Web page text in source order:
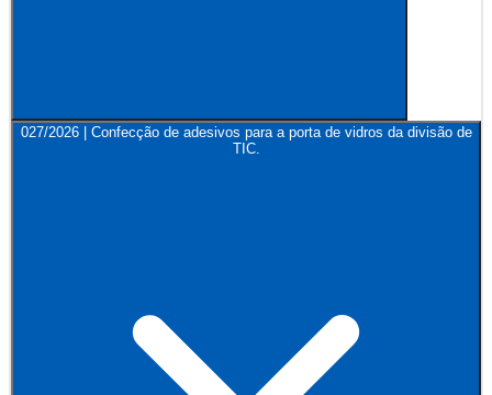
027/2026 | Confecção de adesivos para a porta de vidros da divisão de
TIC.